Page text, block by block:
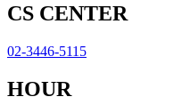
CS CENTER
02-3446-5115
HOUR